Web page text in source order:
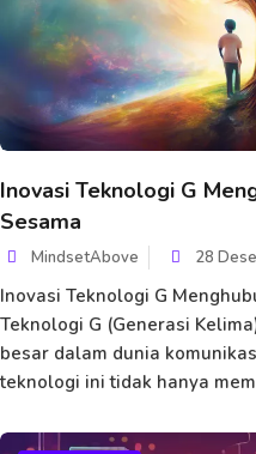
Inovasi Teknologi G
Sesama
MindsetAbove 28
Inovasi Teknologi G
Teknologi G (Generasi
besar dalam dunia
teknologi ini tidak hanya